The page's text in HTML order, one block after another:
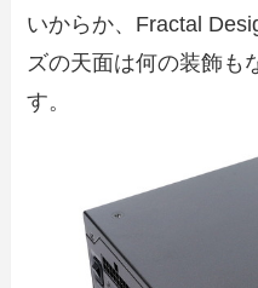
いからか、Fractal
ズの天面は何の装飾も
す。